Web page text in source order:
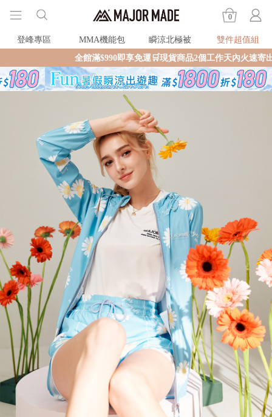
0
登峰專區 MMA機能包 瞬涼北極被
雙件超值組
全館滿$990即享免運🛒現貨商品2個工作天內火速寄出🚚滿額再送限量好